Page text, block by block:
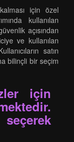
için özel
kullanılan
açısından
ve kullanılan
satın
bilinçli bir seçim
için